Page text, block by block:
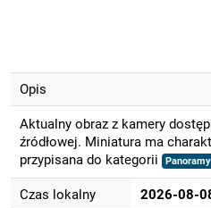
Opis
Aktualny obraz z kamery
źródłowej. Miniatura ma
przypisana do kategorii
Panoramy
Czas lokalny 2026-08-